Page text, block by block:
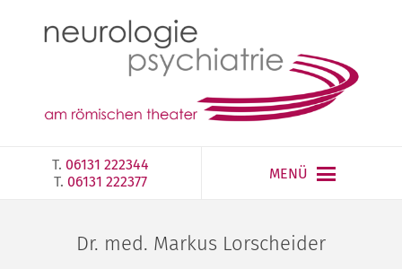
T. 06131 222344
T. 06131 222377‎ MENÜ
Dr. med. Markus Lorscheider